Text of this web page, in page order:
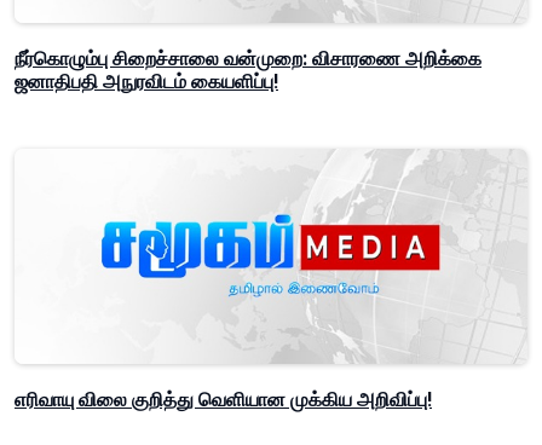
நீர்கொழும்பு சிறைச்சாலை வன்முறை: விசாரணை அறிக்கை
ஜனாதிபதி அநுரவிடம் கையளிப்பு!
எரிவாயு விலை குறித்து வெளியான முக்கிய அறிவிப்பு!